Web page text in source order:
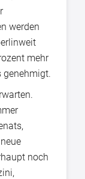
werden
mehr
genehmigt.
noch